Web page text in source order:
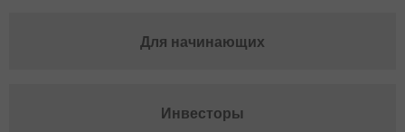
Для начинающих
Инвесторы